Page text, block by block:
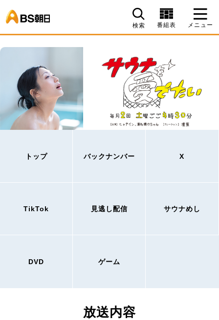
検索 番組表 メニュー
トップ バックナンバー X
TikTok 見逃し配信 サウナめし
DVD ゲーム
放送内容